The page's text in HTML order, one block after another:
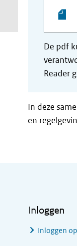
De pdf
Reader
In deze
en
Inloggen
Inloggen